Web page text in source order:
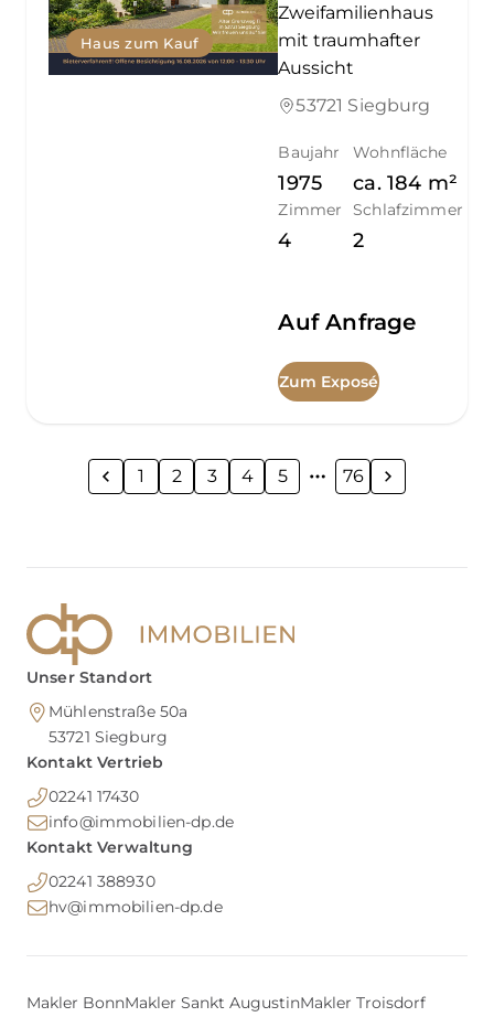
Haus zum Kauf
Zweifamilienhaus
mit traumhafter
Aussicht
53721 Siegburg
Baujahr
1975
Wohnfläche
ca. 184 m²
Zimmer
4
Schlafzimmer
2
Auf Anfrage
Zum Exposé
1 2 3 4 5 76
Unser Standort
Mühlenstraße 50a
53721 Siegburg
Kontakt Vertrieb
02241 17430
info@immobilien-dp.de
Kontakt Verwaltung
02241 388930
hv@immobilien-dp.de
Makler BonnMakler Sankt AugustinMakler Troisdorf